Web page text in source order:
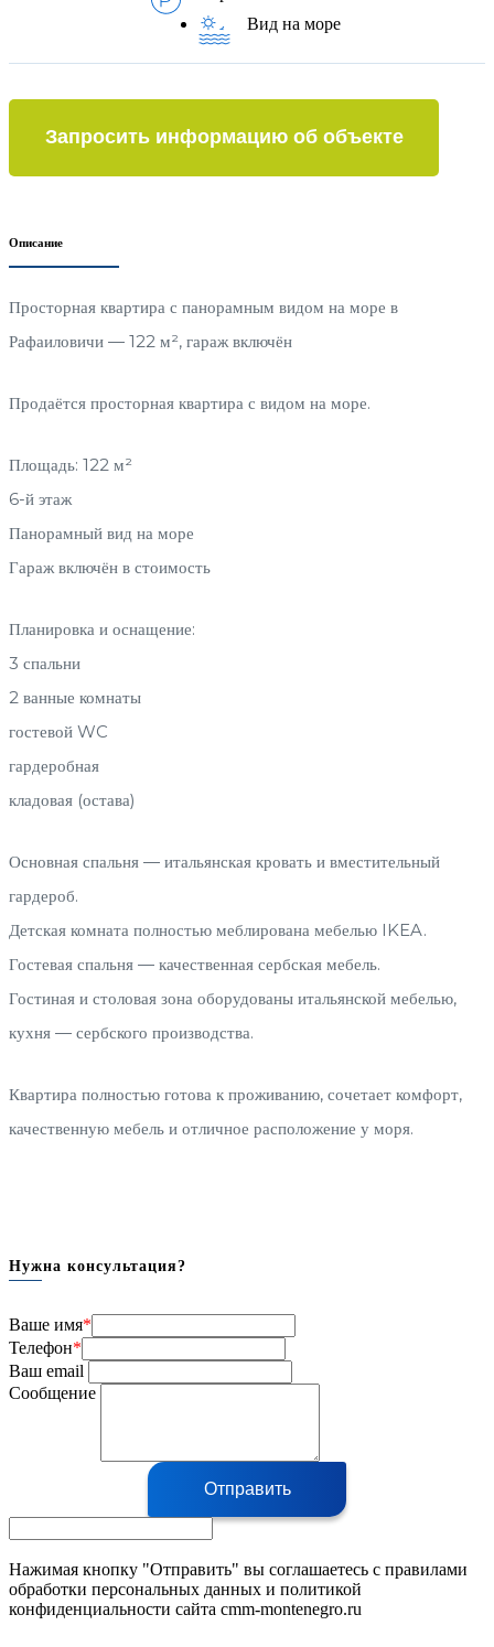
Вид на море
Запросить информацию об объекте
Описание
Просторная квартира с панорамным видом на море в
Рафаиловичи — 122 м², гараж включён
Продаётся просторная квартира с видом на море.
Площадь: 122 м²
6-й этаж
Панорамный вид на море
Гараж включён в стоимость
Планировка и оснащение:
3 спальни
2 ванные комнаты
гостевой WC
гардеробная
кладовая (остава)
Основная спальня — итальянская кровать и вместительный
гардероб.
Детская комната полностью меблирована мебелью IKEA.
Гостевая спальня — качественная сербская мебель.
Гостиная и столовая зона оборудованы итальянской мебелью,
кухня — сербского производства.
Квартира полностью готова к проживанию, сочетает комфорт,
качественную мебель и отличное расположение у моря.
Нужна консультация?
Ваше имя*
Телефон*
Ваш email
Сообщение
Отправить
Нажимая кнопку "Отправить" вы соглашаетесь с правилами
обработки персональных данных и политикой
конфиденциальности сайта cmm-montenegro.ru